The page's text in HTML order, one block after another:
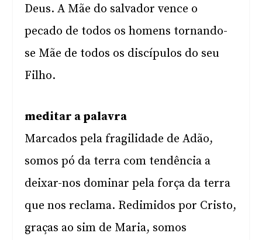
Deus. A Mãe do salvador vence o
pecado de todos os homens tornando-
se Mãe de todos os discípulos do seu
Filho.
meditar a palavra
Marcados pela fragilidade de Adão,
somos pó da terra com tendência a
deixar-nos dominar pela força da terra
que nos reclama. Redimidos por Cristo,
graças ao sim de Maria, somos